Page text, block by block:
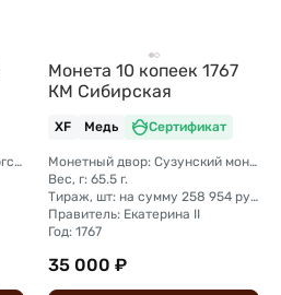
Монетный двор: Екатеринбургский монетный двор
Монета 10 копеек 1767
КМ Сибирская
XF Медь Сертификат
Монетный двор: Сузунский монетный двор (Сибирь)
Вес, г: 65.5 г.
Тираж, шт: на сумму 258 954 рубля 5 копеек (сумма 10 копеек + 5 копеек +2 копейки + 1 копейка + денга + полушка)
Правитель: Екатерина II
Год: 1767
35 000 ₽